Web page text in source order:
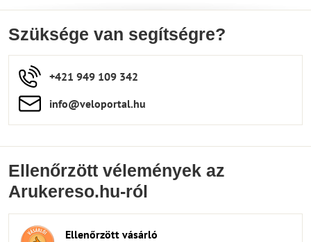
Szüksége van segítségre?
+421 949 109 342
info​​@veloportal​.hu
Ellenőrzött vélemények az
Arukereso.hu-ról
Ellenőrzött vásárló